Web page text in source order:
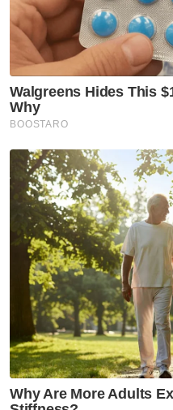
hari!
“Apa yang boleh
ini adalah fitnah.
keistimewaan masuk
sebahagian keluarga,
(pembantu peribadi)
"Kami juga sejak
berbincang elok-
mula bercerita.
“Kasihan dekat
'mangsa' dari zaman
Sudah tentu dia